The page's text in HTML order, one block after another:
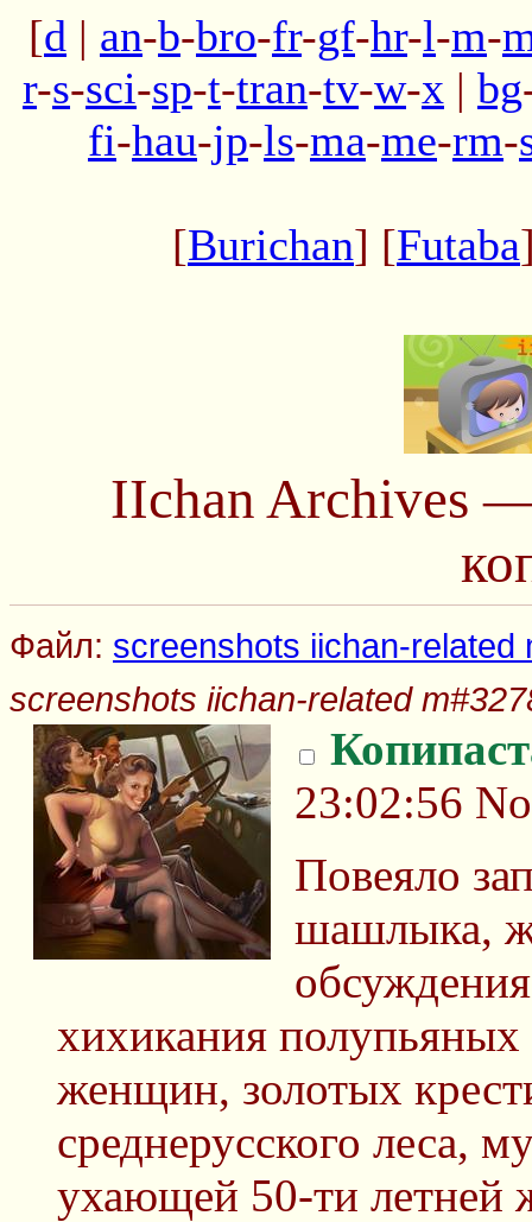
[d | an-b-bro-fr-gf-hr-l-m-
r-s-sci-sp-t-tran-tv-w-x | bg
fi-hau-jp-ls-ma-me-rm-
[Burichan] [Futaba
IIchan Archives
Файл: screenshots iichan-related
screenshots iichan-related
23:02:56
Повеяло
шашлыка,
хихикания
женщин, золотых
среднерусского леса,
ухающей 50-ти летней